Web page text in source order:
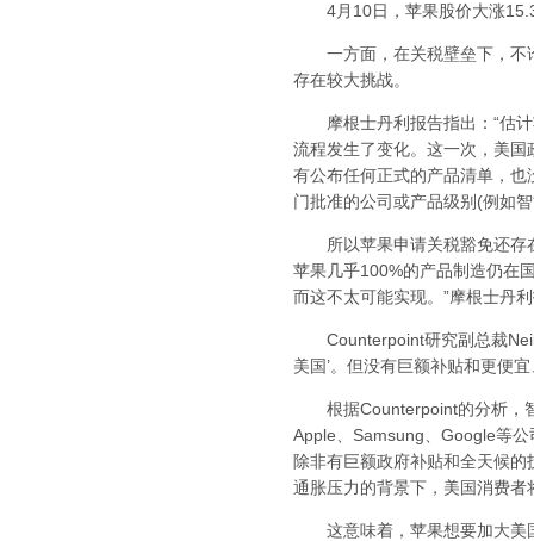
4月10日，苹果股价大涨
一方面，在关税壁垒下，不
存在较大挑战。
摩根士丹利报告指出：“估计
流程发生了变化。这一次，美
有公布任何正式的产品清单，
门批准的公司或产品级别(例如
所以苹果申请关税豁免还存在
苹果几乎100%的产品制造仍在
而这不太可能实现。”摩根士丹
Counterpoint研究副总裁Neil
美国’。但没有巨额补贴和更便
根据Counterpoint的分析，智
Apple、Samsung、Google等
除非有巨额政府补贴和全天候
通胀压力的背景下，美国消费
这意味着，苹果想要加大美